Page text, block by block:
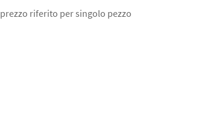
prezzo riferito per singolo pezzo